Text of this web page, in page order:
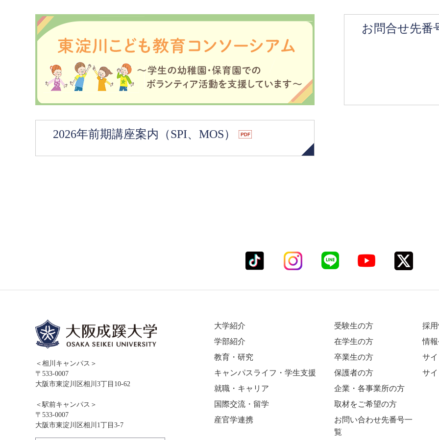
お問合せ先番
2026年前期講座案内（SPI、MOS）
＜相川キャンパス＞
〒533-0007
大阪市東淀川区相川3丁目10-62
＜駅前キャンパス＞
〒533-0007
大阪市東淀川区相川1丁目3-7
大学紹介
学部紹介
教育・研究
キャンパスライフ・学生支援
就職・キャリア
国際交流・留学
産官学連携
受験生の方
在学生の方
卒業生の方
保護者の方
企業・各事業所の方
取材をご希望の方
お問い合わせ先番号一
覧
採
情
サ
サ